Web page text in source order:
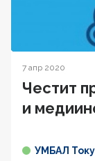
7 апр 2020
Честит
и
УМБАЛ